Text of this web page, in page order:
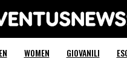
Juventus News 24
WOMEN GIOVANILI